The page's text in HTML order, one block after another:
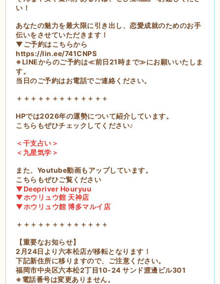
い！
あなたの魅力を最大限に引き出し、恋愛成就のためのお手
伝いをさせていただきます！
▼ご予約はこちらから
https://lin.ee/741CNPS
※LINEからのご予約は≪前日21時まで≫にお願いいたしま
す。
当日のご予約はお電話でご連絡ください。
＋＋＋＋＋＋＋＋＋＋＋＋＋
HPでは2026年の運勢について紹介しています。
こちらもぜひチェックしてください♪
＜干支占い＞
＜九星気学＞
また、Youtube動画もアップしています。
こちらもぜひご覧ください
▼Deepriver Houryuu
▼ホウリュウ館 天神店
▼ホウリュウ館 博多マルイ店
＋＋＋＋＋＋＋＋＋＋＋＋＋
【重要なお知らせ】
2月24日より六本松店が移転となります！
下記新住所に移りますので、ご注意ください。
福岡市中央区六本松2丁目10-24 サンド渡邊ビル301
※電話番号は変更ありません。